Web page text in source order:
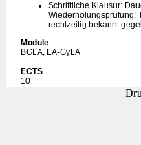
Schriftliche Klausur:
Wiederholungsprüfung:
rechtzeitig bekannt
Module
BGLA, LA-GyLA
ECTS
10